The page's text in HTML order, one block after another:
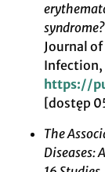
Journal
Infection,
https://
[dostęp
The
Diseases: